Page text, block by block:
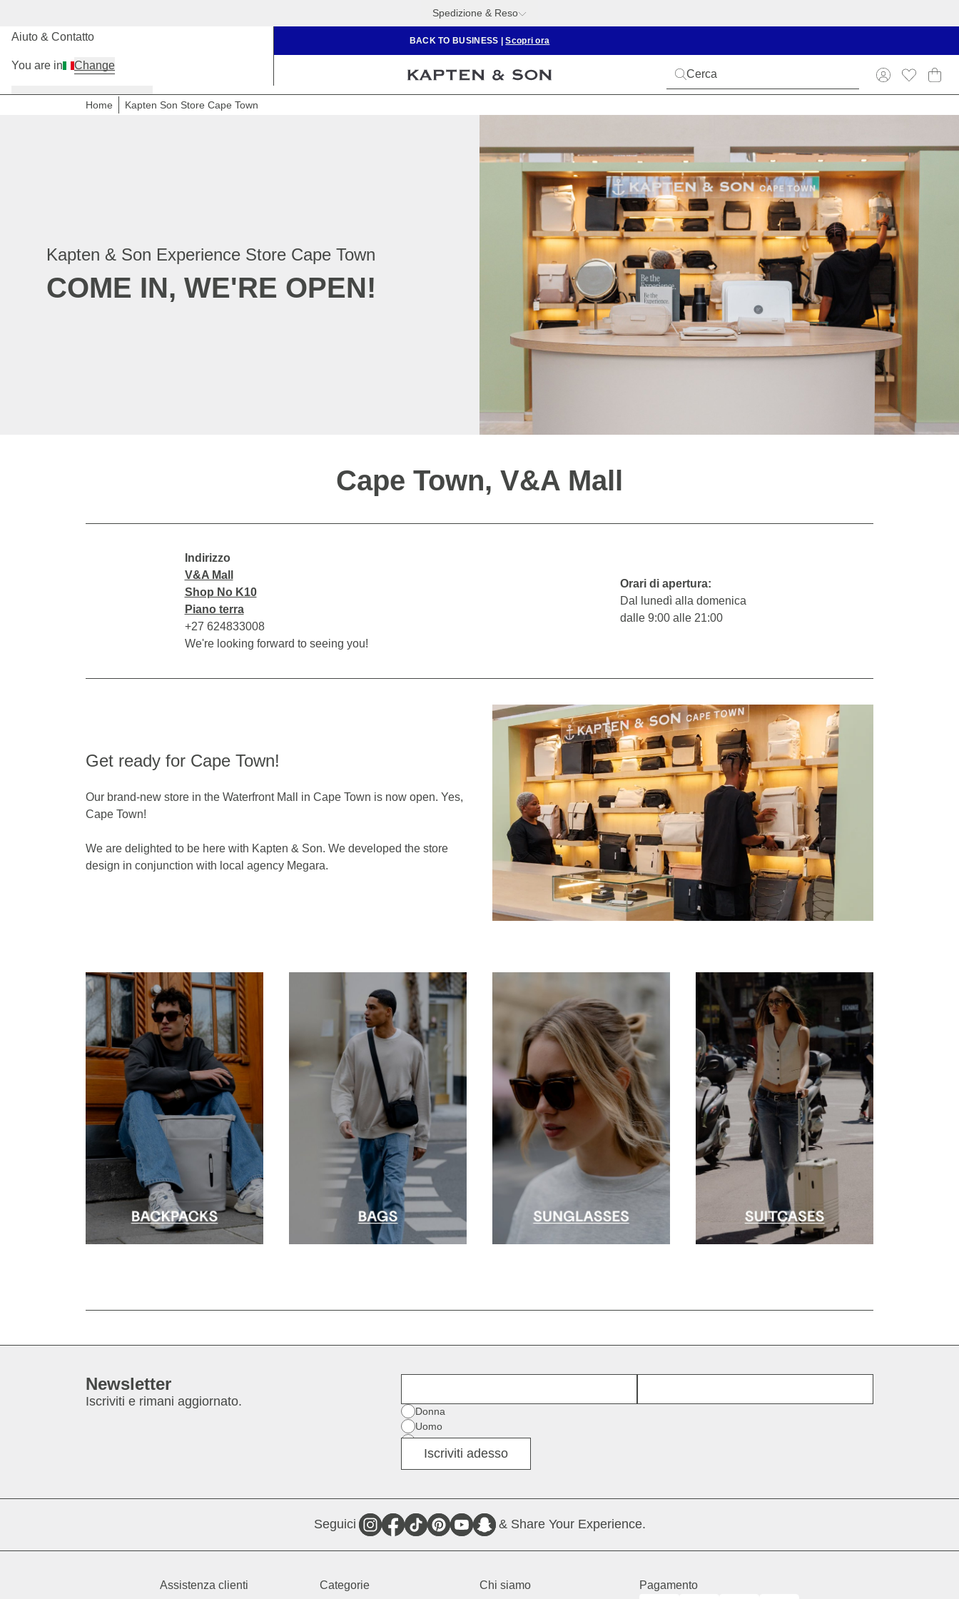
Spedizione & Reso
BACK TO BUSINESS |Scopri ora
Uomo Bambini
Aiuto & Contatto
You are in Change
Home Kapten Son Store Cape Town
Kapten & Son Experience Store Cape Town
COME IN, WE'RE OPEN!
Cape Town, V&A Mall
Indirizzo
V&A Mall
Shop No K10
Piano terra
+27 624833008
We're looking forward to seeing you!
Orari di apertura:
Dal lunedì alla domenica
dalle 9:00 alle 21:00
Get ready for Cape Town!
Our brand-new store in the Waterfront Mall in Cape Town is now open. Yes,
Cape Town!
We are delighted to be here with Kapten & Son. We developed the store
design in conjunction with local agency Megara.
Newsletter
Iscriviti e rimani aggiornato.
Genere
Donna
Uomo
Altro
Iscriviti adesso
Seguici & Share Your Experience.
Assistenza clienti Categorie Chi siamo Pagamento